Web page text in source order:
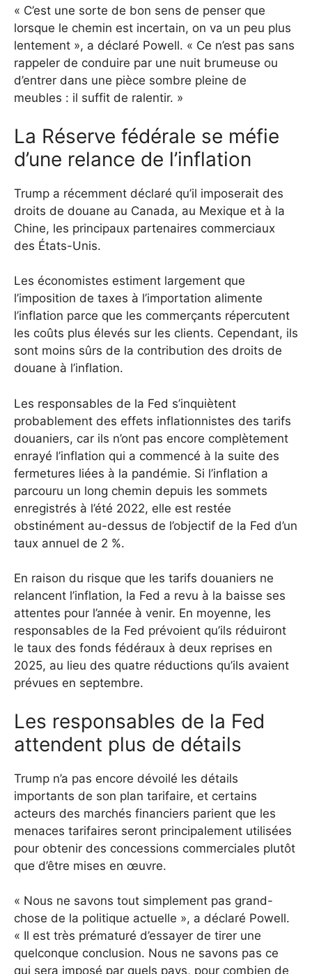
« C’est une sorte de bon sens de penser que
lorsque le chemin est incertain, on va un peu plus
lentement », a déclaré Powell. « Ce n’est pas sans
rappeler de conduire par une nuit brumeuse ou
d’entrer dans une pièce sombre pleine de
meubles : il suffit de ralentir. »
La Réserve fédérale se méfie
d’une relance de l’inflation
Trump a récemment déclaré qu’il imposerait des
droits de douane au Canada, au Mexique et à la
Chine, les principaux partenaires commerciaux
des États-Unis.
Les économistes estiment largement que
l’imposition de taxes à l’importation alimente
l’inflation parce que les commerçants répercutent
les coûts plus élevés sur les clients. Cependant, ils
sont moins sûrs de la contribution des droits de
douane à l’inflation.
Les responsables de la Fed s’inquiètent
probablement des effets inflationnistes des tarifs
douaniers, car ils n’ont pas encore complètement
enrayé l’inflation qui a commencé à la suite des
fermetures liées à la pandémie. Si l’inflation a
parcouru un long chemin depuis les sommets
enregistrés à l’été 2022, elle est restée
obstinément au-dessus de l’objectif de la Fed d’un
taux annuel de 2 %.
En raison du risque que les tarifs douaniers ne
relancent l’inflation, la Fed a revu à la baisse ses
attentes pour l’année à venir. En moyenne, les
responsables de la Fed prévoient qu’ils réduiront
le taux des fonds fédéraux à deux reprises en
2025, au lieu des quatre réductions qu’ils avaient
prévues en septembre.
Les responsables de la Fed
attendent plus de détails
Trump n’a pas encore dévoilé les détails
importants de son plan tarifaire, et certains
acteurs des marchés financiers parient que les
menaces tarifaires seront principalement utilisées
pour obtenir des concessions commerciales plutôt
que d’être mises en œuvre.
« Nous ne savons tout simplement pas grand-
chose de la politique actuelle », a déclaré Powell.
« Il est très prématuré d’essayer de tirer une
quelconque conclusion. Nous ne savons pas ce
qui sera imposé par quels pays, pour combien de